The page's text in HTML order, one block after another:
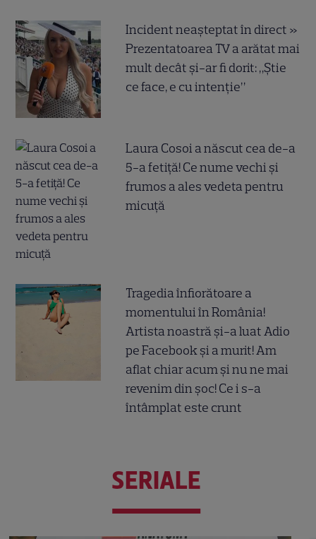
Incident neașteptat în direct »
Prezentatoarea TV a arătat mai
mult decât și-ar fi dorit: „Știe
ce face, e cu intenție”
Laura Cosoi a născut cea de-a
5-a fetiță! Ce nume vechi și
frumos a ales vedeta pentru
micuță
Tragedia înfiorătoare a
momentului în România!
Artista noastră și-a luat Adio
pe Facebook și a murit! Am
aflat chiar acum și nu ne mai
revenim din șoc! Ce i s-a
întâmplat este crunt
SERIALE